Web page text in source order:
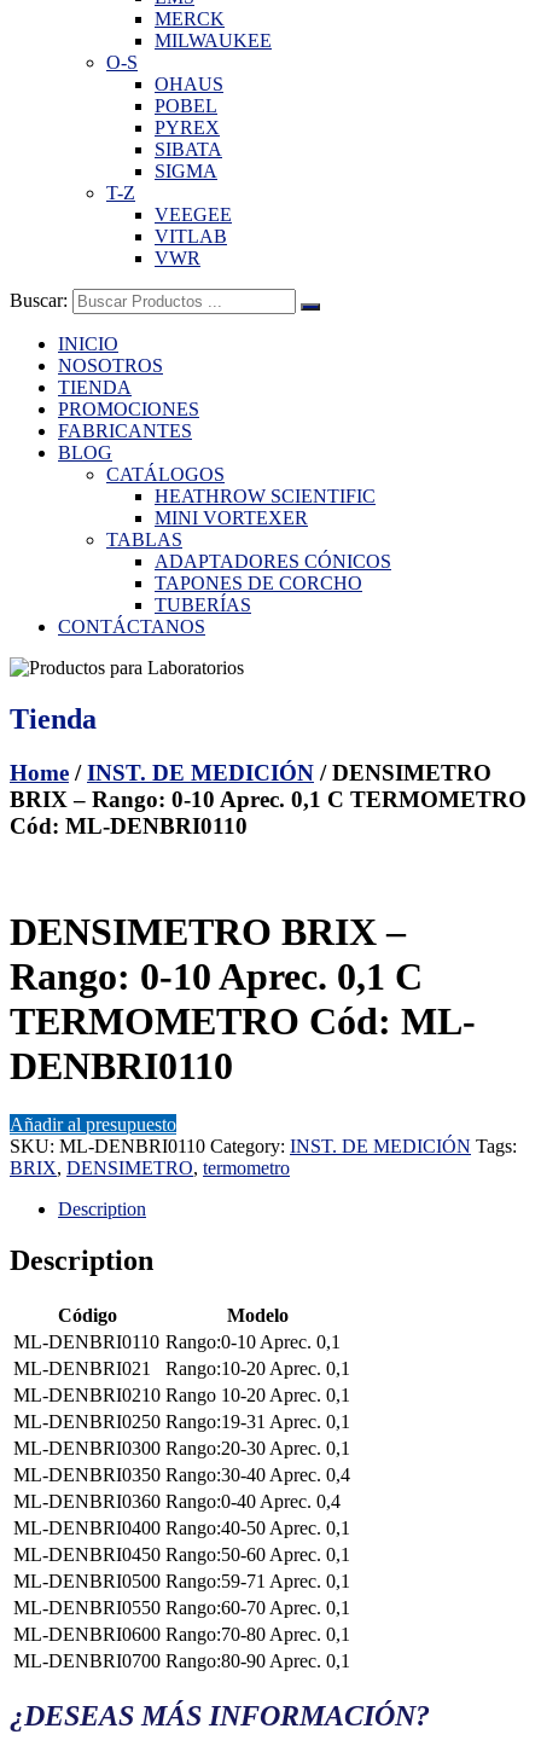
MERCK
MILWAUKEE
O-S
OHAUS
POBEL
PYREX
SIBATA
SIGMA
T-Z
VEEGEE
VITLAB
VWR
Buscar:
INICIO
NOSOTROS
TIENDA
PROMOCIONES
FABRICANTES
BLOG
CATÁLOGOS
HEATHROW SCIENTIFIC
MINI VORTEXER
TABLAS
ADAPTADORES CÓNICOS
TAPONES DE CORCHO
TUBERÍAS
CONTÁCTANOS
Tienda
Home /INST. DE MEDICIÓN / DENSIMETRO
BRIX – Rango: 0-10 Aprec. 0,1 C TERMOMETRO
Cód: ML-DENBRI0110
DENSIMETRO BRIX –
Rango: 0-10 Aprec. 0,1 C
TERMOMETRO Cód: ML-
DENBRI0110
Añadir al presupuesto
SKU: ML-DENBRI0110 Category: INST. DE MEDICIÓN Tags:
BRIX, DENSIMETRO, termometro
Description
Description
Código
Modelo
ML-DENBRI0110 Rango:0-10 Aprec. 0,1
ML-DENBRI021
Rango:10-20 Aprec. 0,1
ML-DENBRI0210 Rango 10-20 Aprec. 0,1
ML-DENBRI0250 Rango:19-31 Aprec. 0,1
ML-DENBRI0300 Rango:20-30 Aprec. 0,1
ML-DENBRI0350 Rango:30-40 Aprec. 0,4
ML-DENBRI0360 Rango:0-40 Aprec. 0,4
ML-DENBRI0400 Rango:40-50 Aprec. 0,1
ML-DENBRI0450 Rango:50-60 Aprec. 0,1
ML-DENBRI0500 Rango:59-71 Aprec. 0,1
ML-DENBRI0550 Rango:60-70 Aprec. 0,1
ML-DENBRI0600 Rango:70-80 Aprec. 0,1
ML-DENBRI0700 Rango:80-90 Aprec. 0,1
¿DESEAS MÁS INFORMACIÓN?